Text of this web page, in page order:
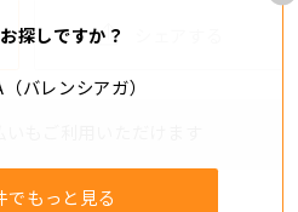
探しですか？
バレンシアガ）
でもっと見る
もご利用いただけます